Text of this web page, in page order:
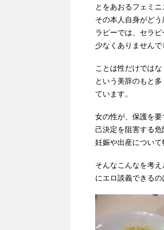
とをあおるフェミ
その本人自身がど
ラピーでは、セラ
少なくありませんで
ことは性だけでは
という美辞のもと
ています。
女の性が、保護を
己決定を阻害する危
妊娠や出産について
そんなこんなを考
にエロ談義できる